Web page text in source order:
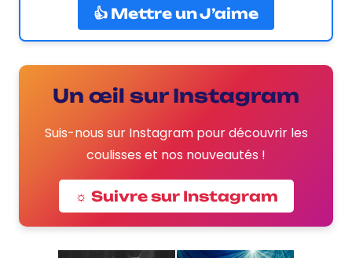
👍 Mettre un J’aime
Un œil sur Instagram
Suis-nous sur Instagram pour découvrir les
coulisses et nos nouveautés !
☼ Suivre sur Instagram